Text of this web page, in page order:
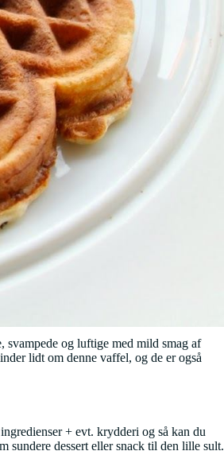
og luftige med mild smag af
lidt om denne vaffel, og de er også
+ evt. krydderi og så kan du
sundere dessert eller snack til den lille sult.